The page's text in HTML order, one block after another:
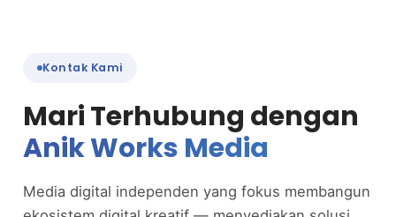
Kontak Kami
Mari Terhubung dengan
Anik Works Media
Media digital independen yang fokus membangun